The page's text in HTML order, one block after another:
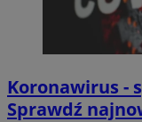
Koronawirus -
Sprawdź